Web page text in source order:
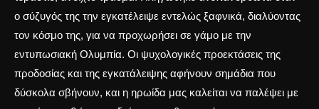
ο σύζυγός της την εγκατέλειψε εντελώς ξαφνικά, διαλύοντας
τον κόσμο της, για να προχωρήσει σε γάμο με την
εντυπωσιακή Ολυμπία. Οι ψυχολογικές προεκτάσεις της
προδοσίας και της εγκατάλειψης αφήνουν σημάδια που
δύσκολα σβήνουν, και η ηρωίδα μας καλείται να παλέψει με